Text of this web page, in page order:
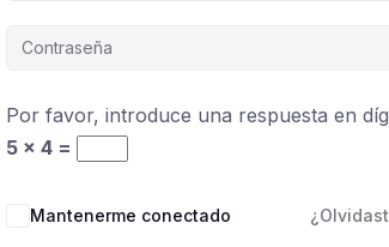
Por favor, introduce una respuesta en
5 × 4 =
Mantenerme conectado